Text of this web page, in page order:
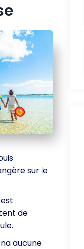
sur le
de
aucune